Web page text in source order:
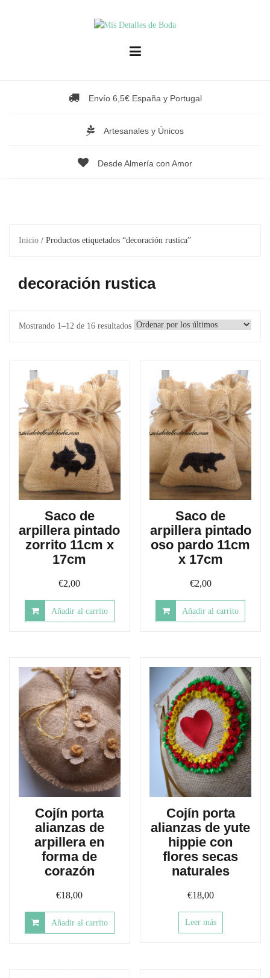
Envío 6,5€ España y Portugal
Artesanales y Únicos
Desde Almería con Amor
Inicio / Productos etiquetados “decoración rustica”
decoración rustica
Mostrando 1–12 de 16 resultadosOrdenado
Saco de
arpillera pintado
zorrito 11cm x
17cm
€2,00
Añadir al carrito
Saco de
arpillera pintado
oso pardo 11cm
x 17cm
€2,00
Añadir al carrito
Cojín porta
alianzas de
arpillera en
forma de
corazón
€18,00
Añadir al carrito
Cojín porta
alianzas de yute
hippie con
flores secas
naturales
€18,00
Leer más